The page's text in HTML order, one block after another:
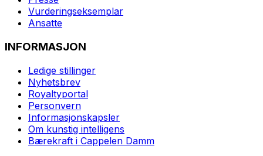
Vurderingseksemplar
Ansatte
INFORMASJON
Ledige stillinger
Nyhetsbrev
Royaltyportal
Personvern
Informasjonskapsler
Om kunstig intelligens
Bærekraft i Cappelen Damm